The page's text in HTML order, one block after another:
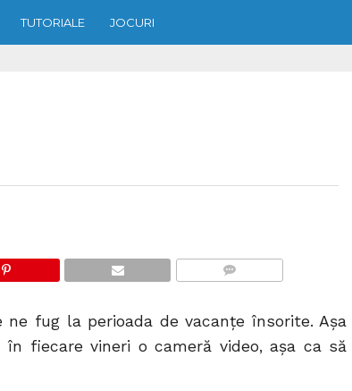
TUTORIALE JOCURI
fug la perioada de vacanţe însorite. Aşa
fiecare vineri o cameră video, aşa ca să